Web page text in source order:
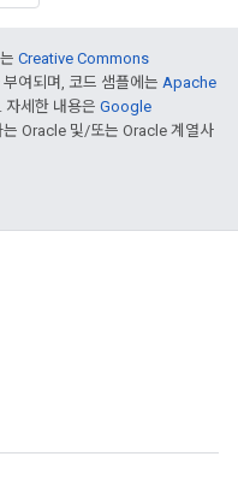
Creative Commons
여되며, 코드 샘플에는 Apache
자세한 내용은 Google
는 Oracle 및/또는 Oracle 계열사